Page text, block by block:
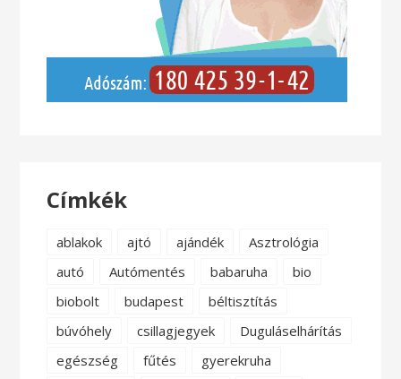
Címkék
ablakok ajtó ajándék
Asztrológia
autó
Autómentés babaruha
bio
biobolt
budapest
béltisztítás
búvóhely
csillagjegyek
Duguláselhárítás
egészség
fűtés
gyerekruha